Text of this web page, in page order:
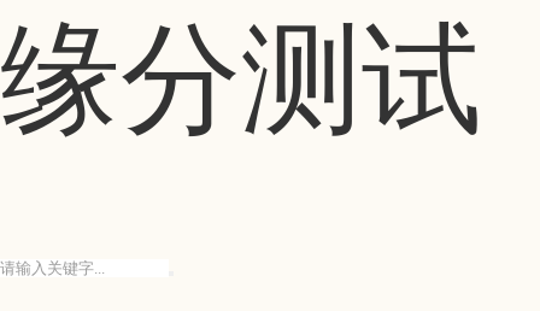
缘分测试